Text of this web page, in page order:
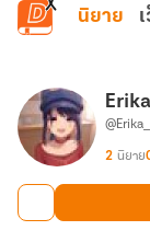
ข้ามไปยังเนื้อหาหลั
นิยาย
2 นิยาย